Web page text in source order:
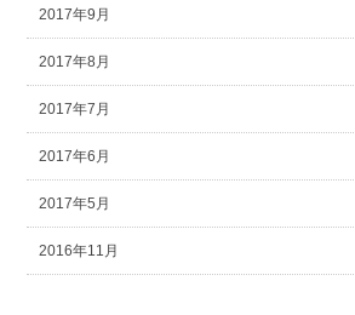
2017年9月
2017年8月
2017年7月
2017年6月
2017年5月
2016年11月